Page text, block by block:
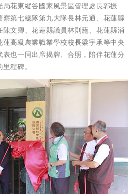
花東縱谷國家風景區管理處長郭振
第七總隊第九大隊長林元通、花蓮縣
文卿、花蓮縣議員林則葹、花蓮縣消
高級農業職業學校校長梁宇承等中央
也一同出席揭牌、合照，陪伴花蓮分
程碑。